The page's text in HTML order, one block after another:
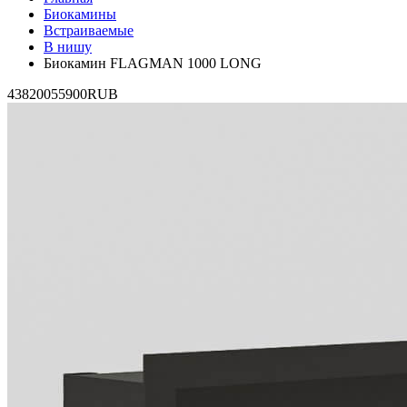
Биокамины
Встраиваемые
В нишу
Биокамин FLAGMAN 1000 LONG
43820055900RUB